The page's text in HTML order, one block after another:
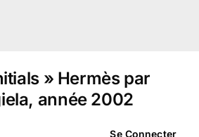
» Hermès par
année 2002
Se Connecter